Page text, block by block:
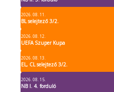
2026. 08. 11.
BL selejtező 3/2.
2026. 08. 12.
UEFA Szuper Kupa
2026. 08. 13.
EL, CL selejtező 3/2.
2026. 08. 15.
NB I. 4. forduló